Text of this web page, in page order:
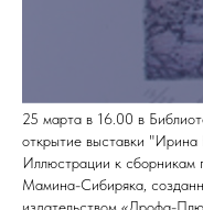
25 марта в 16.00 в
открытие выставки "Ирина
Иллюстрации к
Мамина-Сибиряка,